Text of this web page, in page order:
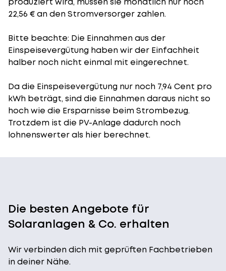
22,56 € an den Stromversorger zahlen.
Bitte beachte: Die Einnahmen aus der
Einspeisevergütung haben wir der Einfachheit
halber noch nicht einmal mit eingerechnet.
Da die Einspeisevergütung nur noch 7,94 Cent pro
kWh beträgt, sind die Einnahmen daraus nicht so
hoch wie die Ersparnisse beim Strombezug.
Trotzdem ist die PV-Anlage dadurch noch
lohnenswerter als hier berechnet.
Die besten Angebote für
Solaranlagen & Co. erhalten
Wir verbinden dich mit geprüften Fachbetrieben
in deiner Nähe.